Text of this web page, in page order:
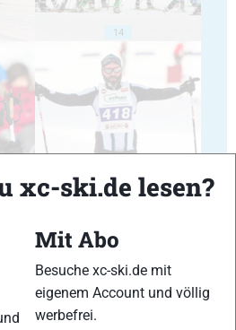
14
18
xc-ski.de lesen?
Mit Abo
Besuche xc-ski.de mit
eigenem Account und völlig
werbefrei.